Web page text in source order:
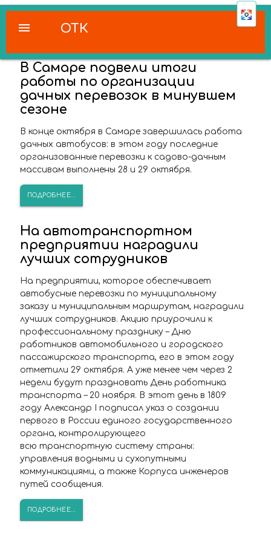
ОТК
menu
В Самаре подвели итоги
работы по организации
дачных перевозок в минувшем
сезоне
В конце октября в Самаре завершилась работа
дачных автобусов: в этом году последние
организованные перевозки к садово-дачным
массивам выполнены 28 и 29 октября.
ПОДРОБНЕЕ...
На автотранспортном
предприятии наградили
лучших сотрудников
На предприятии, которое обеспечивает
автобусные перевозки по муниципальному
заказу и муниципальным маршрутам, наградили
лучших сотрудников. Акцию приурочили к
профессиональному празднику – Дню
работников автомобильного и городского
пассажирского транспорта, его в этом году
отметили 29 октября. А уже менее чем через 2
недели будут праздновать День работника
транспорта – 20 ноября. В этот день в 1809
году Александр I подписал указ о создании
первого в России единого государственного
органа, контролирующего
всю транспортную систему страны:
управления водными и сухопутными
коммуникациями, а также Корпуса инженеров
путей сообщения.
ПОДРОБНЕЕ...